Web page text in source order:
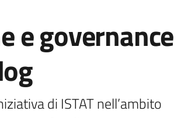
e governance
di ISTAT nell’ambito